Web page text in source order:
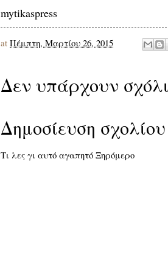
mytikaspress
at Πέμπτη, Μαρτίου 26, 2015
Δεν υπάρχουν
Δημοσίευση σχολίου
Τι λες γι αυτό αγαπητό Ξηρόμερο